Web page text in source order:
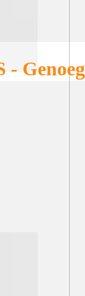
- Genoeg